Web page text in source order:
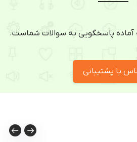
آماده پاسخگویی به سوالات شماست.
با پشتیبانی